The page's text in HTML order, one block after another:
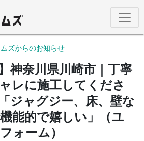
ズからのお知らせ
神奈川県川崎市｜丁寧
レに施工してくださ
ジャグジー、床、壁な
能的で嬉しい」（ユ
ォーム）